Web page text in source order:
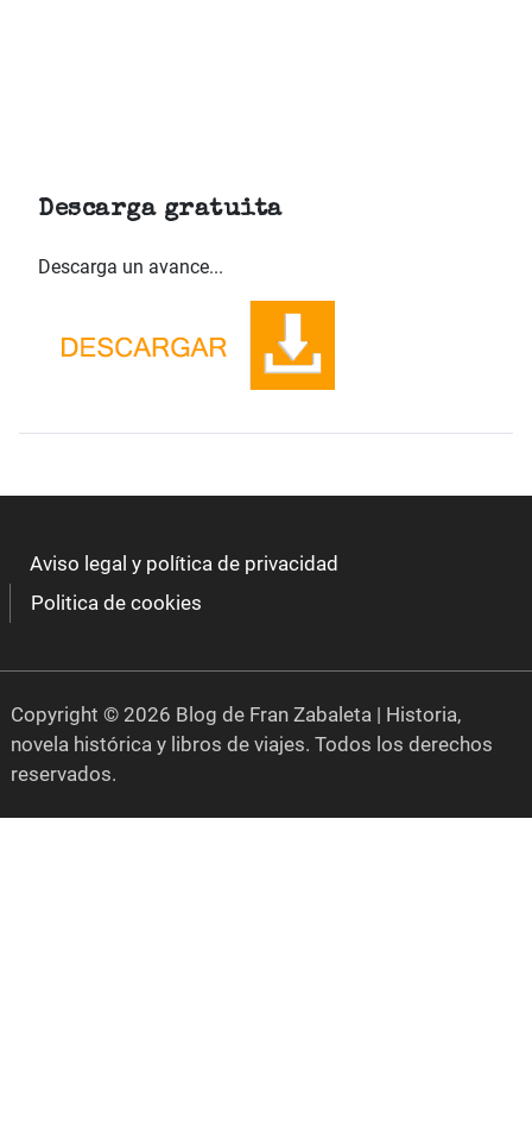
Descarga gratuita
Descarga un avance...
Aviso legal y política de privacidad
Politica de cookies
Copyright © 2026 Blog de Fran Zabaleta | Historia,
novela histórica y libros de viajes. Todos los derechos
reservados.